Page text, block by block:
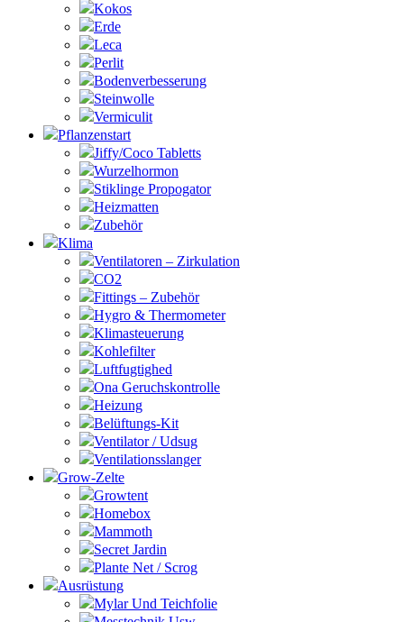
Kokos
Erde
Leca
Perlit
Bodenverbesserung
Steinwolle
Vermiculit
Pflanzenstart
Jiffy/Coco Tabletts
Wurzelhormon
Stiklinge Propogator
Heizmatten
Zubehör
Klima
Ventilatoren – Zirkulation
CO2
Fittings – Zubehör
Hygro & Thermometer
Klimasteuerung
Kohlefilter
Luftfugtighed
Ona Geruchskontrolle
Heizung
Belüftungs-Kit
Ventilator / Udsug
Ventilationsslanger
Grow-Zelte
Growtent
Homebox
Mammoth
Secret Jardin
Plante Net / Scrog
Ausrüstung
Mylar Und Teichfolie